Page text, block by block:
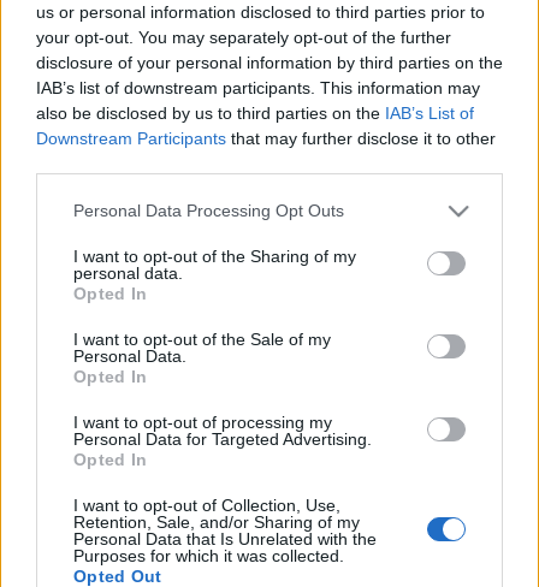
us or personal information disclosed to third parties prior to
your opt-out. You may separately opt-out of the further
disclosure of your personal information by third parties on the
IAB’s list of downstream participants. This information may
also be disclosed by us to third parties on the IAB’s List of
Downstream Participants that may further disclose it to other
Please note that this website/app uses one or more Google
not limited to your visit or usage behaviour. You may click to
grant or deny consent to Google and its third-party tags to
use your data for below specified purposes in below Google
consent section.
Personal Data Processing Opt Outs
I want to opt-out of the Sharing of my
personal data.
Opted In
I want to opt-out of the Sale of my
Personal Data.
Opted In
I want to opt-out of processing my
Personal Data for Targeted Advertising.
Opted In
I want to opt-out of Collection, Use,
Retention, Sale, and/or Sharing of my
Personal Data that Is Unrelated with the
Purposes for which it was collected.
Opted Out
Fritz Lang kivételes státusú rendező az amerikai
műfajfilm történetében, hiszen két bűnügyi zsáner -
a film noir és a thriller - megszületésénél is
bábáskodott. E kettő furfangos ötvözete a
Kétségtelenül indokolt (1956), mely mesterien
játssza ki a néző előzetes műfaji elvárásait.
Kezdetben úgy…